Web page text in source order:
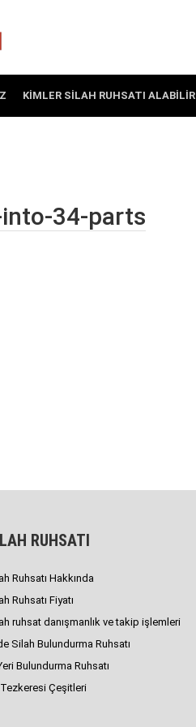
KIMLER SILAH RUHSATI ALABILIR
34-parts
RUHSATI
Ruhsatı Hakkında
Ruhsatı Fiyatı
ruhsat danışmanlık ve takip işlemleri
Silah Bulundurma Ruhsatı
Bulundurma Ruhsatı
Çeşitleri